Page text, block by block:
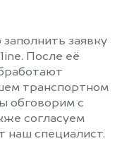
заявку
После её
транспортном
обговорим с
согласуем
наш специалист.